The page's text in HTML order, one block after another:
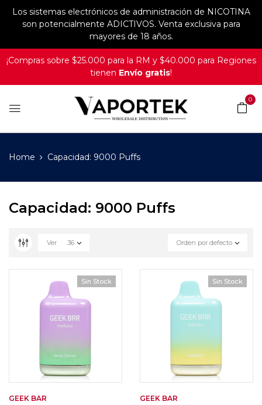
Los sistemas electrónicos de administración de NICOTINA
son potencialmente ADICTIVOS. Venta exclusiva para
mayores de 18 años.
¡Compras sobre $25.000 para la RM y $40.000 para Regiones
tienen Envío gratis!
0
Home Capacidad: 9000 Puffs
Capacidad: 9000 Puffs
Orden por defecto
Ver 36
Sin Stock
GEEK BAR
Sin Stock
GEEK BAR